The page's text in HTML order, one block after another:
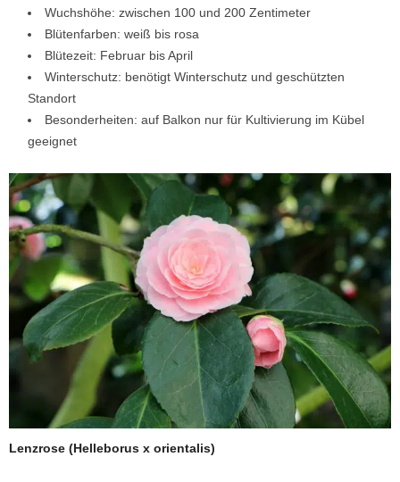
Wuchshöhe: zwischen 100 und 200 Zentimeter
Blütenfarben: weiß bis rosa
Blütezeit: Februar bis April
Winterschutz: benötigt Winterschutz und geschützten
Standort
Besonderheiten: auf Balkon nur für Kultivierung im Kübel
geeignet
Lenzrose (Helleborus x orientalis)